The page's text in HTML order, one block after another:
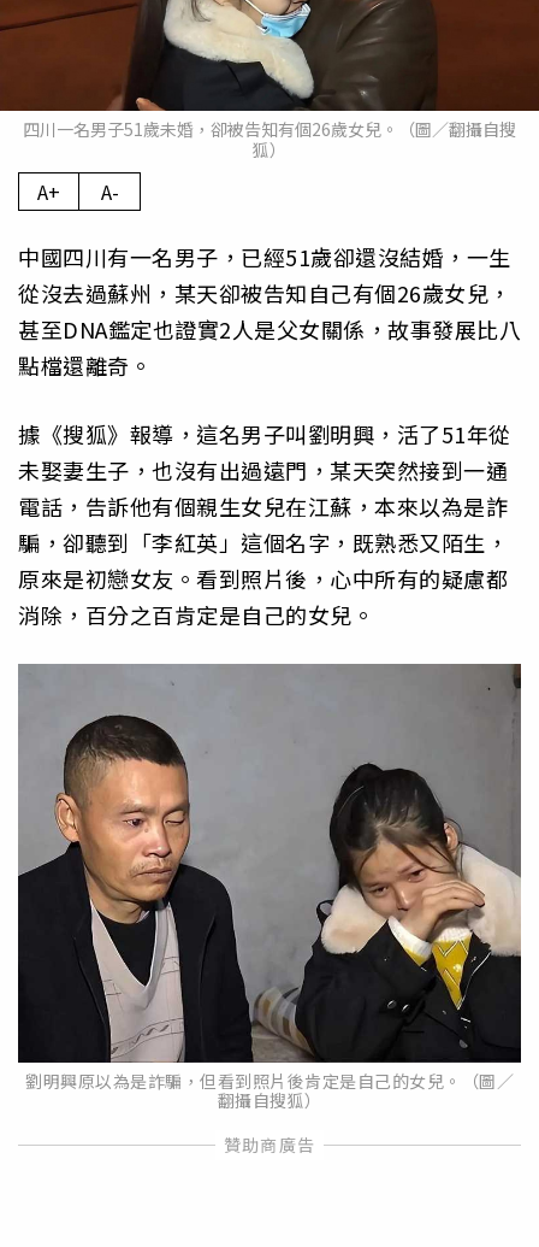
四川一名男子51歲未婚，卻被告知有個26歲女兒。（圖／翻攝自搜
狐）
A+ A-
中國四川有一名男子，已經51歲卻還沒結婚，一生
從沒去過蘇州，某天卻被告知自己有個26歲女兒，
甚至DNA鑑定也證實2人是父女關係，故事發展比八
點檔還離奇。
據《搜狐》報導，這名男子叫劉明興，活了51年從
未娶妻生子，也沒有出過遠門，某天突然接到一通
電話，告訴他有個親生女兒在江蘇，本來以為是詐
騙，卻聽到「李紅英」這個名字，既熟悉又陌生，
原來是初戀女友。看到照片後，心中所有的疑慮都
消除，百分之百肯定是自己的女兒。
劉明興原以為是詐騙，但看到照片後肯定是自己的女兒。（圖／
翻攝自搜狐）